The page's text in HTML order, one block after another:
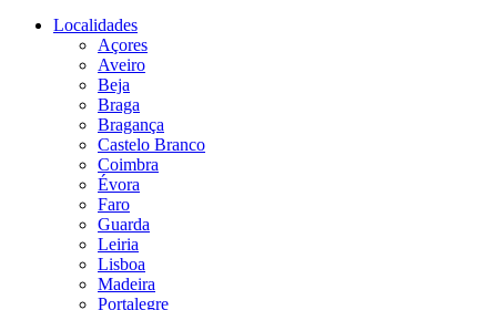
Localidades
Açores
Aveiro
Beja
Braga
Bragança
Castelo Branco
Coimbra
Évora
Faro
Guarda
Leiria
Lisboa
Madeira
Portalegre